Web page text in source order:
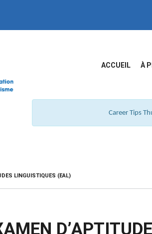
ACCUEIL À
Career Tips
LINGUISTIQUES (EAL)